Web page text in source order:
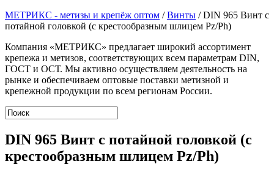
МЕТРИКС - метизы и крепёж оптом /Винты /DIN 965 Винт с
потайной головкой (с крестообразным шлицем Pz/Ph)
Компания «МЕТРИКС» предлагает широкий ассортимент
крепежа и метизов, соответствующих всем параметрам DIN,
ГОСТ и ОСТ. Мы активно осуществляем деятельность на
рынке и обеспечиваем оптовые поставки метизной и
крепежной продукции по всем регионам России.
DIN 965 Винт с потайной головкой (с
крестообразным шлицем Pz/Ph)